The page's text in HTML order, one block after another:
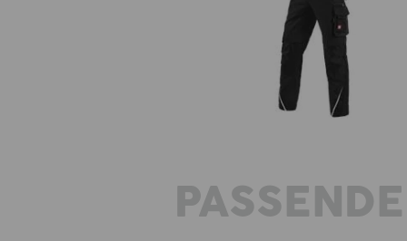
Latzhose e.s.motion
PASSENDE